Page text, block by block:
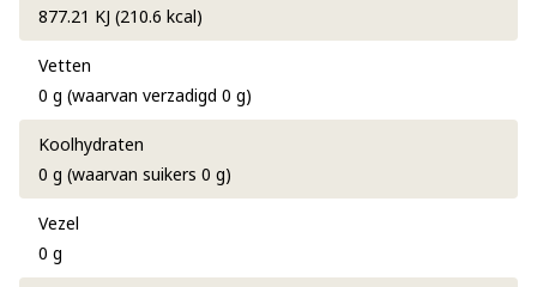
877.21 KJ (210.6 kcal)
Vetten
0 g (waarvan verzadigd 0 g)
Koolhydraten
0 g (waarvan suikers 0 g)
Vezel
0 g